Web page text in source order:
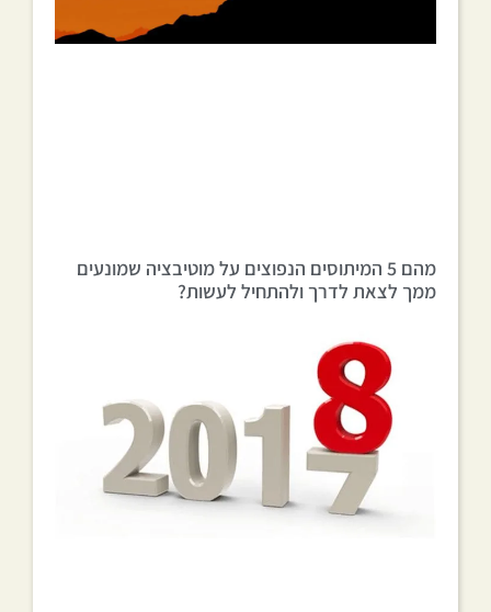
מהם 5 המיתוסים הנפוצים על מוטיבציה שמונעים
ממך לצאת לדרך ולהתחיל לעשות?